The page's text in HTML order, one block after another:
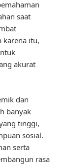
saat
karena itu,
akurat
dan
banyak
tinggi,
sosial.
serta
rasa